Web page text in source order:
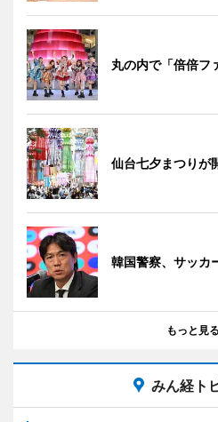
丸の内で「倍倍フ
仙台七夕まつりが
韓国警察、サッカ
もっと見る
みん経ト